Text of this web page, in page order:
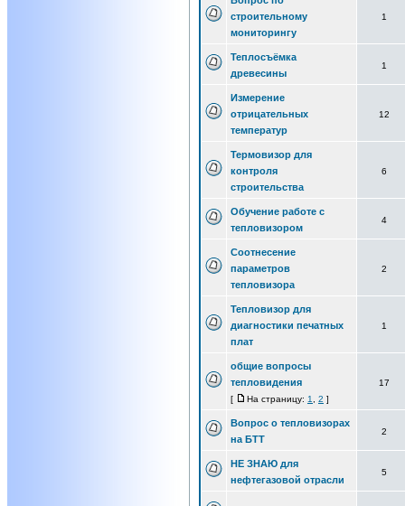
строительному
мониторингу
1
Теплосъёмка
древесины
1
Измерение
отрицательных
температур
12
Термовизор для
контроля
строительства
6
Обучение работе с
тепловизором
4
Соотнесение
параметров
тепловизора
2
Тепловизор для
диагностики печатных
плат
1
общие вопросы
тепловидения
[ На страницу: 1, 2 ]
17
Вопрос о тепловизорах
на БТТ
2
НЕ ЗНАЮ для
нефтегазовой отрасли
5